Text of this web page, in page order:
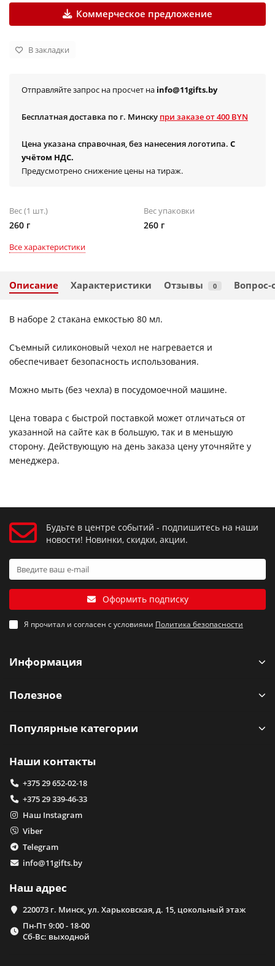
Коммерческое предложение
В закладки
Отправляйте запрос на просчет на info@11gifts.by
Бесплатная доставка по г. Минску при заказе от 400 BYN
Цена указана справочная, без нанесения логотипа. С
учётом НДС.
Предусмотрено снижение цены на тираж.
Вес (1 шт.)
260 г
Вес упаковки
260 г
Все характеристики
Описание Характеристики Отзывы 0 Вопрос-
В наборе 2 стакана емкостью 80 мл.
Съемный силиконовый чехол не нагревается и
обеспечивает безопасность использования.
Можно мыть (без чехла) в посудомоечной машине.
Цена товара с быстрой поставкой может отличаться от
указанной на сайте как в большую, так и в меньшую
сторону. Действующую на день заказа цену уточняйте у
менеджера.
Будьте в центре событий - подпишитесь на наши
новости! Новинки, скидки, акции.
Оформить подписку
Я прочитал и согласен с условиями Политика безопасности
Информация
Полезное
Популярные категории
Наши контакты
+375 29 652-02-18
+375 29 339-46-33
Наш Instagram
Viber
Telegram
info@11gifts.by
Наш адрес
220073 г. Минск, ул. Харьковская, д. 15, цокольный этаж
Пн-Пт 9:00 - 18-00
Сб-Вс: выходной